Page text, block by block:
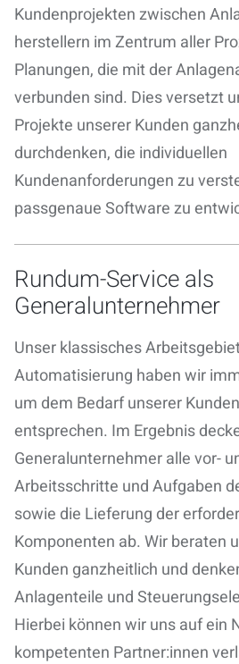
Kundenprojekten zwischen
herstellern im Zentrum aller
Planungen, die mit der
verbunden sind. Dies versetzt
Projekte unserer Kunden
durchdenken, die individuellen
Kundenanforderungen zu
passgenaue Software zu
Rundum-Service als
Generalunternehmer
Unser klassisches
Automatisierung haben wir
um dem Bedarf unserer
entsprechen. Im Ergebnis
Generalunternehmer alle vor-
Arbeitsschritte und Aufgaben
sowie die Lieferung der
Komponenten ab. Wir beraten
Kunden ganzheitlich und
Anlagenteile und
Hierbei können wir uns auf ein
kompetenten Partner:innen